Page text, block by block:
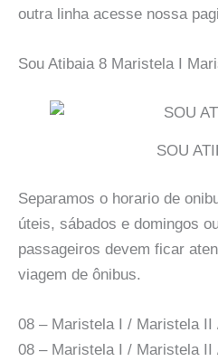
outra linha acesse nossa
Sou Atibaia 8 Maristela I
SOU
Separamos o horario de
úteis, sábados e domingos
passageiros devem ficar
viagem de ônibus.
08 – Maristela I / Maristela II
08 – Maristela I / Maristela II